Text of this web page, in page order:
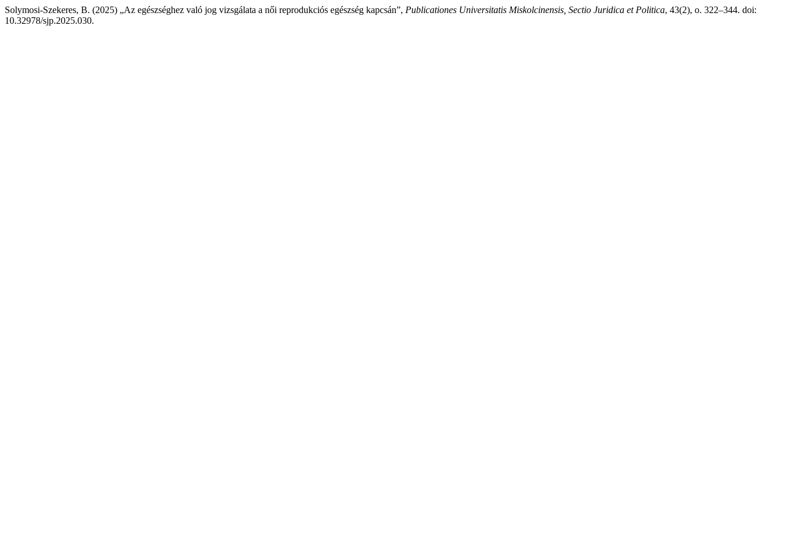
Solymosi-Szekeres, B. (2025) „Az egészséghez való jog vizsgálata a női reprodukciós egészség kapcsán”, Publicationes Universitatis Miskolcinensis, Sectio Juridica et Politica, 43(2), o. 322–344. doi:
10.32978/sjp.2025.030.